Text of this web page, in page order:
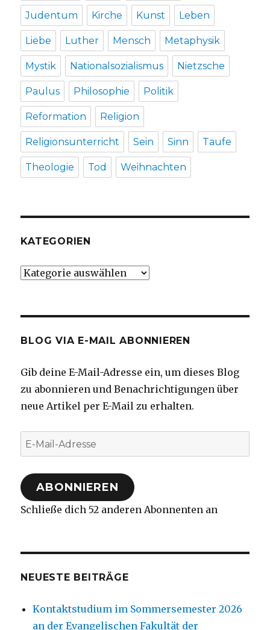
Judentum Kirche Kunst Leben
Liebe Luther Mensch Metaphysik
Mystik Nationalsozialismus Nietzsche
Paulus Philosophie Politik
Reformation Religion
Religionsunterricht Sein Sinn Taufe
Theologie Tod Weihnachten
KATEGORIEN
Kategorien
BLOG VIA E-MAIL ABONNIEREN
Gib deine E-Mail-Adresse ein, um dieses Blog
zu abonnieren und Benachrichtigungen über
neue Artikel per E-Mail zu erhalten.
E-
Mail-
Adresse
ABONNIEREN
Schließe dich 52 anderen Abonnenten an
NEUESTE BEITRÄGE
Kontaktstudium im Sommersemester 2026
an der Evangelischen Fakultät der